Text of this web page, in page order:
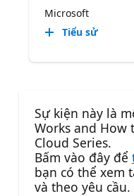
Microsoft
Tiểu sử
Sự kiện này là
Works and How
Cloud Series.
Bấm vào đây để
bạn có thể xem
và theo yêu cầu.